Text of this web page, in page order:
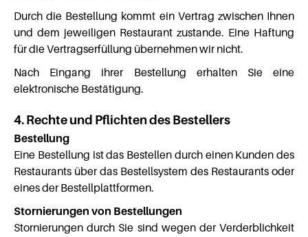
Durch die Bestellung kommt ein Vertrag zwischen Ihnen
und dem jeweiligen Restaurant zustande. Eine Haftung
für die Vertragserfüllung übernehmen wir nicht.
Nach Eingang ihrer Bestellung erhalten Sie eine
elektronische Bestätigung.
4. Rechte und Pflichten des Bestellers
Bestellung
Eine Bestellung ist das Bestellen durch einen Kunden des
Restaurants über das Bestellsystem des Restaurants oder
eines der Bestellplattformen.
Stornierungen von Bestellungen
Stornierungen durch Sie sind wegen der Verderblichkeit